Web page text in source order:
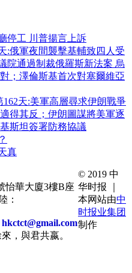
停工 川普揚言上訴
:俄軍夜間襲擊基輔致四人受
院通過制裁俄羅斯新法案 烏
；澤倫斯基首次對塞爾維亞
天:美軍高層尋求伊朗戰爭
得其反；伊朗圖謀將美軍逐
斯坦簽署防務協議
真
怡華大廈3樓B座
：
hkctct@gmail.com
，與君共嬴。
© 2019 中
华时报 ｜
本网站由中
时报业集团
制作